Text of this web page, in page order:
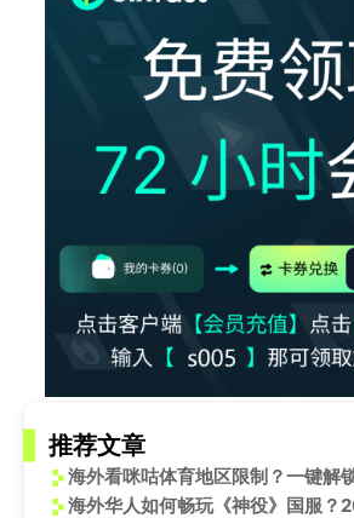
推荐文章
海外看咪咕体育地区限制？一键解